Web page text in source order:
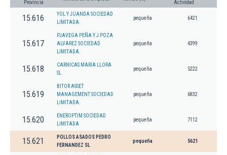
Provincia
Actividad
15.616
YOL Y JUANDA SOCIEDAD
LIMITADA.
pequeña 6421
15.617
PJAVEGA PEÑA Y J POZA
ALVAREZ SOCIEDAD
LIMITADA.
pequeña 4399
15.618
CARNICAS MARIA LLORA
SL
pequeña 5222
15.619
BITOR ASSET
MANAGEMENT SOCIEDAD
LIMITADA.
pequeña 6832
15.620
ENEROPTIM SOCIEDAD
LIMITADA
pequeña 7112
15.621
POLLOS ASADOS PEDRO
FERNANDEZ SL
pequeña 5621